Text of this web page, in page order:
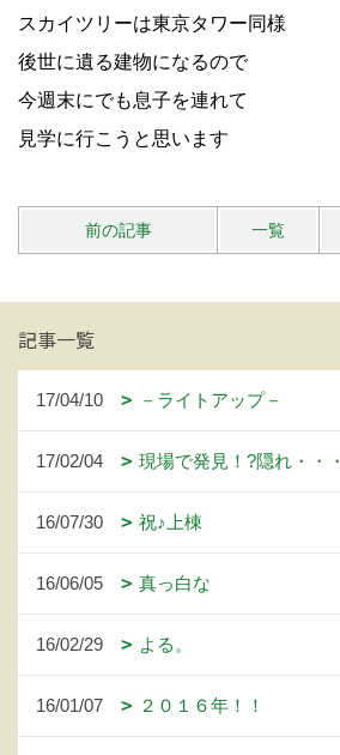
スカイツリーは東京タワー同様
後世に遺る建物になるので
今週末にでも息子を連れて
見学に行こうと思います
前の記事 一覧
記事一覧
17/04/10 －ライトアップ－
17/02/04 現場で発見！?隠れ・・・
16/07/30 祝♪上棟
16/06/05 真っ白な
16/02/29 よる。
16/01/07 ２０１６年！！